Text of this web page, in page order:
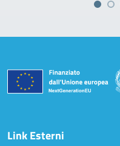
Link Esterni